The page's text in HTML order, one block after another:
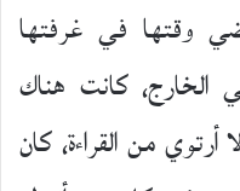
وقتها في غرفتها
الخارج، كانت هناك
من القراءة، كان